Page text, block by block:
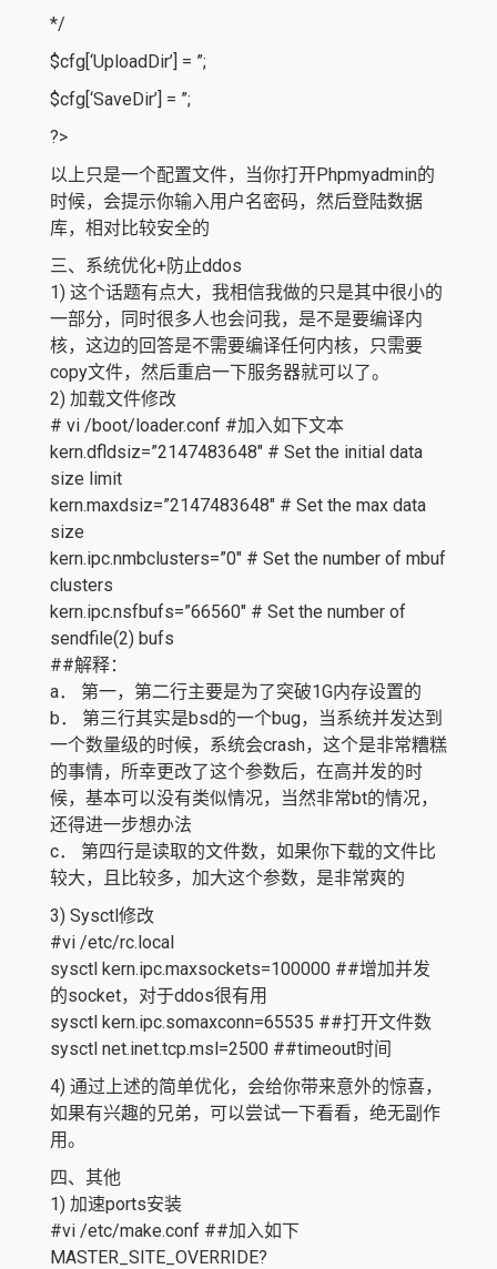
*/
$cfg[‘UploadDir’] = ”;
$cfg[‘SaveDir’] = ”;
?>
以上只是一个配置文件，当你打开Phpmyadmin的
时候，会提示你输入用户名密码，然后登陆数据
库，相对比较安全的
三、系统优化+防止ddos
1) 这个话题有点大，我相信我做的只是其中很小的
一部分，同时很多人也会问我，是不是要编译内
核，这边的回答是不需要编译任何内核，只需要
copy文件，然后重启一下服务器就可以了。
2) 加载文件修改
# vi /boot/loader.conf #加入如下文本
kern.dfldsiz=”2147483648″ # Set the initial data
size limit
kern.maxdsiz=”2147483648″ # Set the max data
size
kern.ipc.nmbclusters=”0″ # Set the number of mbuf
clusters
kern.ipc.nsfbufs=”66560″ # Set the number of
sendfile(2) bufs
##解释：
a． 第一，第二行主要是为了突破1G内存设置的
b． 第三行其实是bsd的一个bug，当系统并发达到
一个数量级的时候，系统会crash，这个是非常糟糕
的事情，所幸更改了这个参数后，在高并发的时
候，基本可以没有类似情况，当然非常bt的情况，
还得进一步想办法
c． 第四行是读取的文件数，如果你下载的文件比
较大，且比较多，加大这个参数，是非常爽的
3) Sysctl修改
#vi /etc/rc.local
sysctl kern.ipc.maxsockets=100000 ##增加并发
的socket，对于ddos很有用
sysctl kern.ipc.somaxconn=65535 ##打开文件数
sysctl net.inet.tcp.msl=2500 ##timeout时间
4) 通过上述的简单优化，会给你带来意外的惊喜，
如果有兴趣的兄弟，可以尝试一下看看，绝无副作
用。
四、其他
1) 加速ports安装
#vi /etc/make.conf ##加入如下
MASTER_SITE_OVERRIDE?